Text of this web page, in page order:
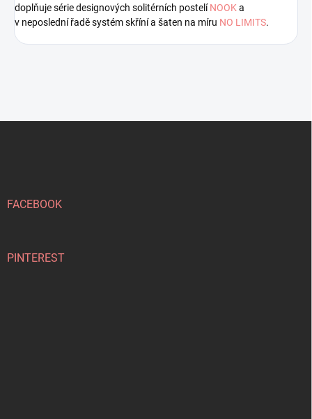
doplňuje série designových solitérních postelíNOOKa
v neposlední řadě systém skříní a šaten na míru NO LIMITS.
FACEBOOK
PINTEREST